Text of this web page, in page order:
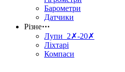
Барометри
Датчики
Різне⋯
Лупи 2✗-20✗
Ліхтарі
Компаси